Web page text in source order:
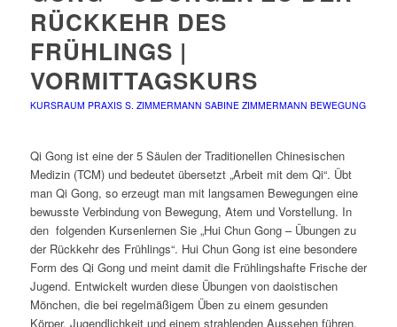
RÜCKKEHR DES
FRÜHLINGS |
VORMITTAGSKURS
KURSRAUM PRAXIS S. ZIMMERMANN SABINE ZIMMERMANN BEWEGUNG
Qi Gong ist eine der 5 Säulen der Traditionellen Chinesischen
Medizin (TCM) und bedeutet übersetzt „Arbeit mit dem Qi“. Übt
man Qi Gong, so erzeugt man mit langsamen Bewegungen eine
bewusste Verbindung von Bewegung, Atem und Vorstellung. In
den folgenden Kursenlernen Sie „Hui Chun Gong – Übungen zu
der Rückkehr des Frühlings“. Hui Chun Gong ist eine besondere
Form des Qi Gong und meint damit die Frühlingshafte Frische der
Jugend. Entwickelt wurden diese Übungen von daoistischen
Mönchen, die bei regelmäßigem Üben zu einem gesunden
Körper, Jugendlichkeit und einem strahlenden Aussehen führen.